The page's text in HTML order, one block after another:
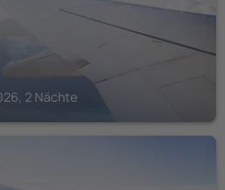
2 Nächte